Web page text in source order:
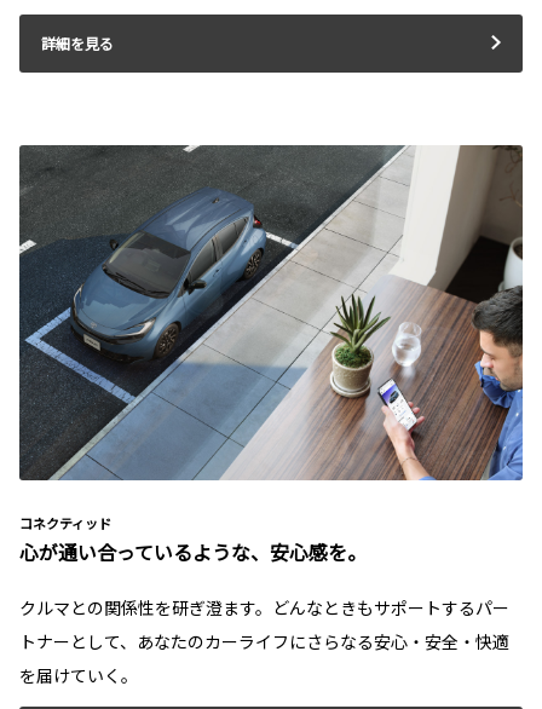
詳細を見る
コネクティッド
心が通い合っているような、安心感を。
クルマとの関係性を研ぎ澄ます。どんなときもサポートするパー
トナーとして、あなたのカーライフにさらなる安心・安全・快適
を届けていく。